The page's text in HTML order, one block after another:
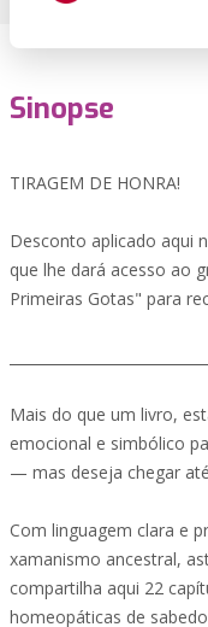
Sinopse
TIRAGEM DE HONRA!
Desconto aplicado aqui
que lhe dará acesso ao
Primeiras Gotas" para
Mais do que um livro,
emocional e simbólico
— mas deseja chegar
Com linguagem clara e
xamanismo ancestral,
compartilha aqui 22
homeopáticas de